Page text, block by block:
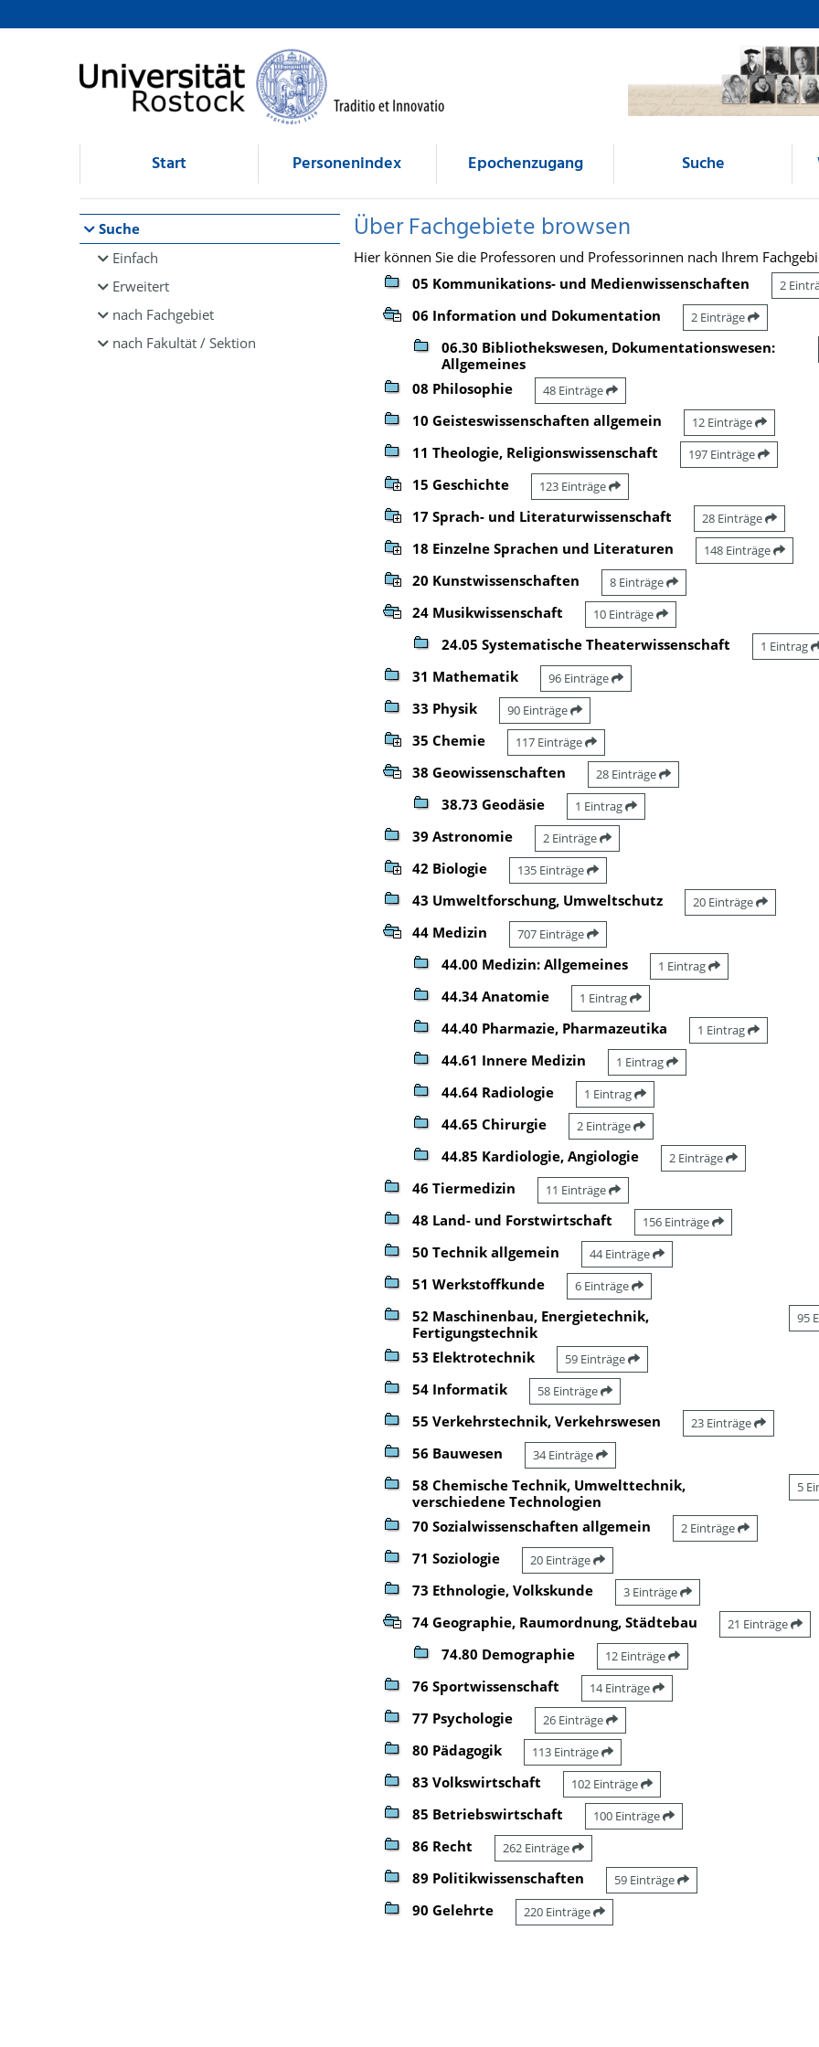
Browsen
direkt zum Inhalt
Start Personenindex Epochenzugang Suche
Suche
Einfach
Erweitert
nach Fachgebiet
nach Fakultät / Sektion
Über Fachgebiete browsen
Hier können Sie die Professoren und Professorinnen nach Ihrem
05 Kommunikations- und Medienwissenschaften
2
06 Information und Dokumentation 2 Einträge
06.30 Bibliothekswesen, Dokumentationswesen:
Allgemeines
08 Philosophie 48 Einträge
10 Geisteswissenschaften allgemein 12 Einträge
11 Theologie, Religionswissenschaft 197 Einträge
15 Geschichte 123 Einträge
17 Sprach- und Literaturwissenschaft 28 Einträge
18 Einzelne Sprachen und Literaturen 148 Einträge
20 Kunstwissenschaften 8 Einträge
24 Musikwissenschaft 10 Einträge
24.05 Systematische Theaterwissenschaft 1 Eintrag
31 Mathematik 96 Einträge
33 Physik 90 Einträge
35 Chemie 117 Einträge
38 Geowissenschaften 28 Einträge
38.73 Geodäsie 1 Eintrag
39 Astronomie 2 Einträge
42 Biologie 135 Einträge
43 Umweltforschung, Umweltschutz 20 Einträge
44 Medizin 707 Einträge
44.00 Medizin: Allgemeines 1 Eintrag
44.34 Anatomie 1 Eintrag
44.40 Pharmazie, Pharmazeutika 1 Eintrag
44.61 Innere Medizin 1 Eintrag
44.64 Radiologie 1 Eintrag
44.65 Chirurgie 2 Einträge
44.85 Kardiologie, Angiologie 2 Einträge
46 Tiermedizin 11 Einträge
48 Land- und Forstwirtschaft 156 Einträge
50 Technik allgemein 44 Einträge
51 Werkstoffkunde 6 Einträge
52 Maschinenbau, Energietechnik,
Fertigungstechnik
95
53 Elektrotechnik 59 Einträge
54 Informatik 58 Einträge
55 Verkehrstechnik, Verkehrswesen 23 Einträge
56 Bauwesen 34 Einträge
58 Chemische Technik, Umwelttechnik,
verschiedene Technologien
5
70 Sozialwissenschaften allgemein 2 Einträge
71 Soziologie 20 Einträge
73 Ethnologie, Volkskunde 3 Einträge
74 Geographie, Raumordnung, Städtebau 21 Einträge
74.80 Demographie 12 Einträge
76 Sportwissenschaft 14 Einträge
77 Psychologie 26 Einträge
80 Pädagogik 113 Einträge
83 Volkswirtschaft 102 Einträge
85 Betriebswirtschaft 100 Einträge
86 Recht 262 Einträge
89 Politikwissenschaften 59 Einträge
90 Gelehrte 220 Einträge